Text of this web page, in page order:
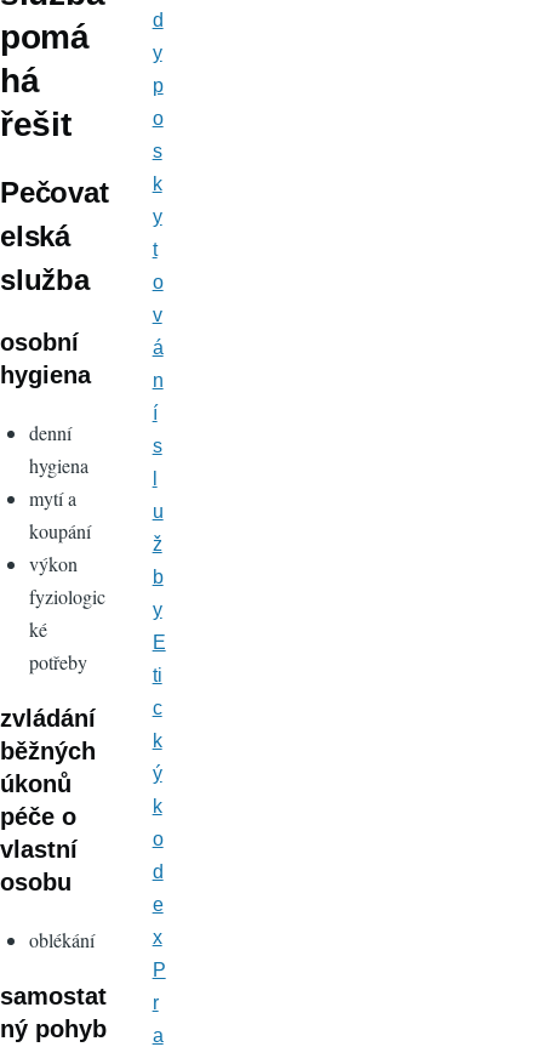
pomá
há
řešit
Pečovat
elská
služba
osobní
hygiena
denní
hygiena
mytí a
koupání
výkon
fyziologic
ké
potřeby
zvládání
běžných
úkonů
péče o
vlastní
osobu
oblékání
samostat
ný pohyb
d
y
p
o
s
k
y
t
o
v
á
n
í
s
u
ž
b
y
E
ti
c
k
ý
k
o
d
e
x
P
r
a